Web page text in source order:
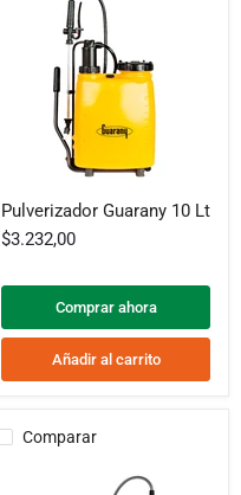
Guarany
10
Lt
Pulverizador Guarany 10 Lt
$3.232,00
Comprar ahora
Añadir al carrito
Comparar